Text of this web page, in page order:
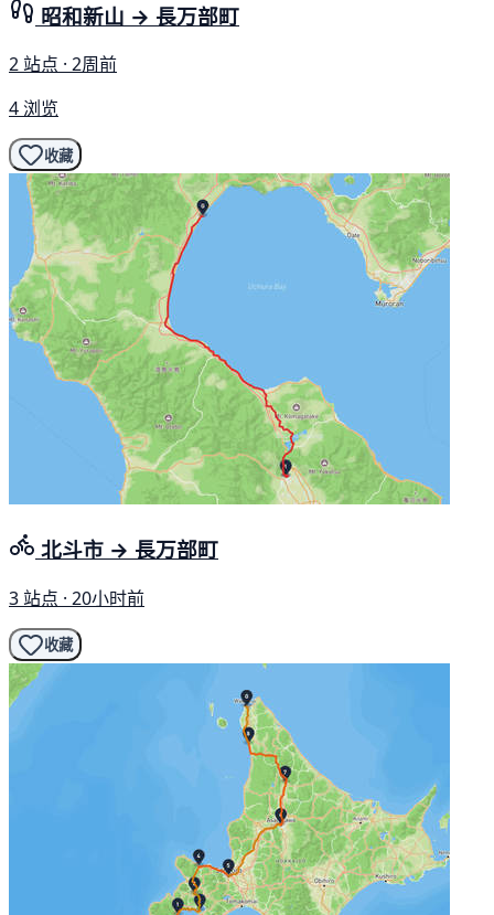
昭和新山 → 長万部町
2 站点 · 2周前
4 浏览
收藏
北斗市 → 長万部町
3 站点 · 20小时前
收藏